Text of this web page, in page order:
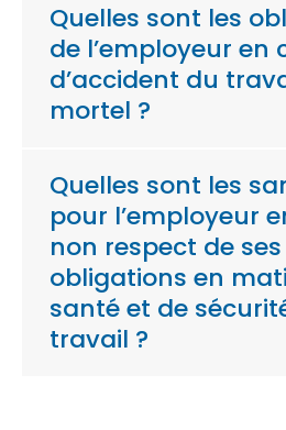
Quelles sont les
de l’employeur en
d’accident du
mortel ?
Quelles sont les
pour l’employeur
non respect de ses
obligations en
santé et de
travail ?